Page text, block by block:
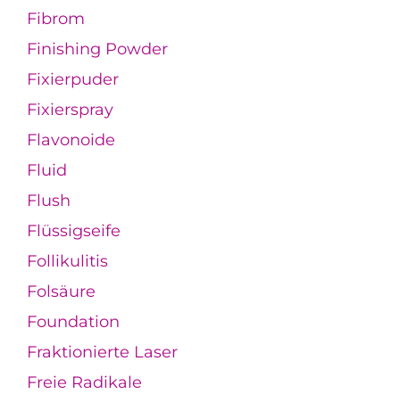
Fibrom
Finishing Powder
Fixierpuder
Fixierspray
Flavonoide
Fluid
Flush
Flüssigseife
Follikulitis
Folsäure
Foundation
Fraktionierte Laser
Freie Radikale